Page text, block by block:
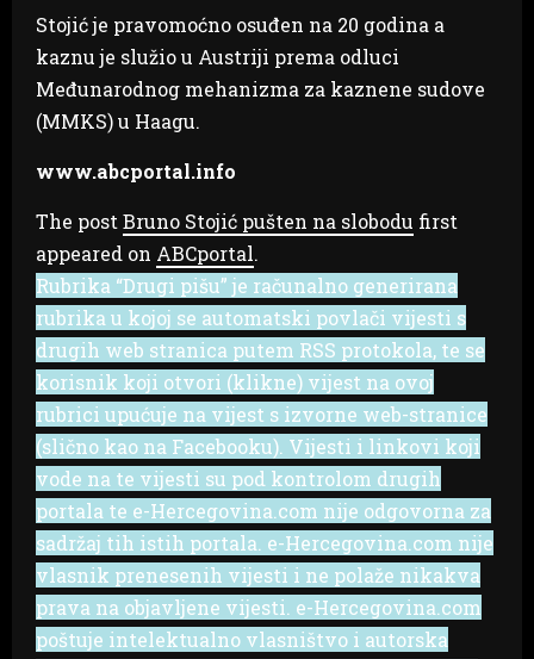
Stojić je pravomoćno osuđen na 20 godina a
kaznu je služio u Austriji prema odluci
Međunarodnog mehanizma za kaznene sudove
(MMKS) u Haagu.
www.abcportal.info
The post Bruno Stojić pušten na slobodu first
appeared on ABCportal.
Rubrika “Drugi pišu” je računalno generirana
rubrika u kojoj se automatski povlači vijesti s
drugih web stranica putem RSS protokola, te se
korisnik koji otvori (klikne) vijest na ovoj
rubrici upućuje na vijest s izvorne web-stranice
(slično kao na Facebooku). Vijesti i linkovi koji
vode na te vijesti su pod kontrolom drugih
portala te e-Hercegovina.com nije odgovorna za
sadržaj tih istih portala. e-Hercegovina.com nije
vlasnik prenesenih vijesti i ne polaže nikakva
prava na objavljene vijesti. e-Hercegovina.com
poštuje intelektualno vlasništvo i autorska